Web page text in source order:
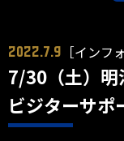
2022.7.9 ［インフ
7/30（土）明
ビジターサポ